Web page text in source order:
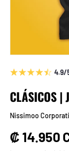
4.9/
CLÁSICOS |
Nissimoo
Precio
₡ 14.950